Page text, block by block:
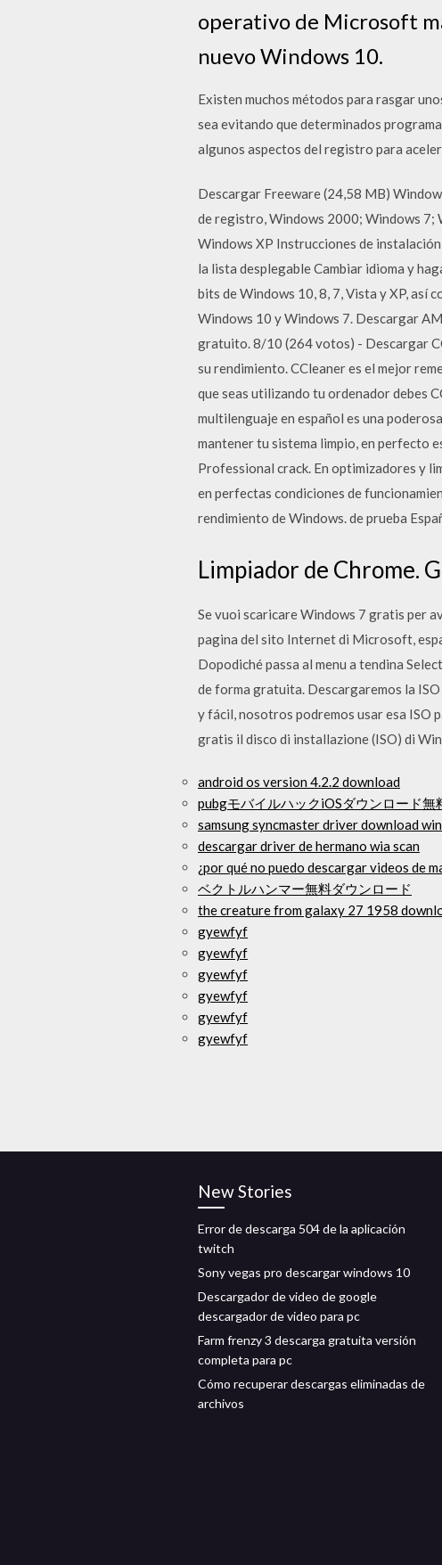
operativo de Microsoft
nuevo Windows 10.
Existen muchos métodos para rasgar
sea evitando que determinados
algunos aspectos del registro para
Descargar Freeware (24,58 MB)
de registro, Windows 2000; Windows 7;
Windows XP Instrucciones de
la lista desplegable Cambiar idioma y
bits de Windows 10, 8, 7, Vista y XP, así
Windows 10 y Windows 7. Descargar
gratuito. 8/10 (264 votos) - Descargar
su rendimiento. CCleaner es el mejor
que seas utilizando tu ordenador debes
multilenguaje en español es una
mantener tu sistema limpio, en perfecto
Professional crack. En optimizadores y
en perfectas condiciones de
rendimiento de Windows. de prueba
Limpiador de Chrome.
Se vuoi scaricare Windows 7 gratis per
pagina del sito Internet di Microsoft,
Dopodiché passa al menu a tendina
de forma gratuita. Descargaremos la
y fácil, nosotros podremos usar esa ISO
gratis il disco di installazione (ISO) di
android os version 4.2.2 download
pubgモバイルハックiOSダウンロード無
samsung syncmaster driver download
descargar driver de hermano wia scan
¿por qué no puedo descargar videos de
ベクトルハンマー無料ダウンロード
the creature from galaxy 27 1958
gyewfyf
gyewfyf
gyewfyf
gyewfyf
gyewfyf
gyewfyf
New Stories
Error de descarga 504 de la aplicación
twitch
Sony vegas pro descargar windows 10
Descargador de video de google
descargador de video para pc
Farm frenzy 3 descarga gratuita versión
completa para pc
Cómo recuperar descargas eliminadas de
archivos